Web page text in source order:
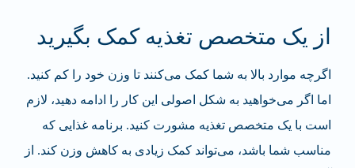
از یک متخصص تغذیه کمک بگیرید
اگرچه موارد بالا به شما کمک می‌کنند تا وزن خود را کم کنید.
اما اگر می‌خواهید به شکل اصولی این کار را ادامه دهید، لازم
است با یک متخصص تغذیه مشورت کنید. برنامه غذایی که
مناسب شما باشد، می‌تواند کمک زیادی به کاهش وزن کند. از